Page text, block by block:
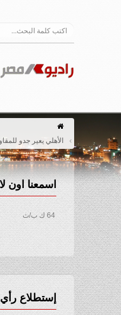
الأهلي يعير جدو
اسمعنا اون
64 ك ب/ث
إستطلاع رأي